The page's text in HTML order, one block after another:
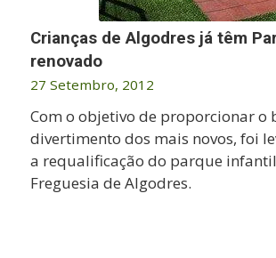
Crianças de Algodres já têm
renovado
27 Setembro, 2012
Com o objetivo de proporcionar o
divertimento dos mais novos, foi
a requalificação do parque
Freguesia de Algodres.